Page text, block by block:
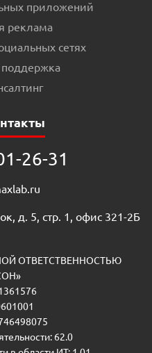
приложений
реклама
сетях
поддержка
26-31
д. 5, стр. 1, офис 321-2Б
ОТВЕТСТВЕННОСТЬЮ
62.0